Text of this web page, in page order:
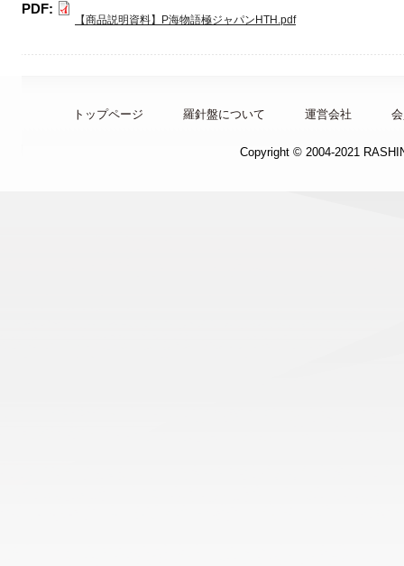
PDF:
【商品説明資料】P海物語極ジャパンHTH.pdf
トップページ 羅針盤について 運営会社
Copyright © 2004-2021